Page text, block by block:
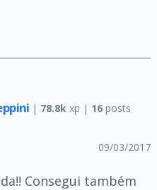
| 78.8k xp | 16 posts
09/03/2017
Consegui também